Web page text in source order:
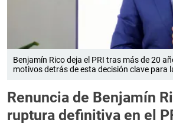
Benjamín Rico deja el PRI tras más de 20
motivos detrás de esta decisión clave para
Renuncia de Benjamín
ruptura definitiva en el